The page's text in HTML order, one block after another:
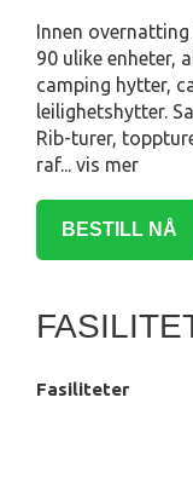
Innen
90 ulike enheter,
camping hytter,
leilighetshytter.
Rib-turer,
raf... vis mer
BESTILL NÅ
Fasiliteter